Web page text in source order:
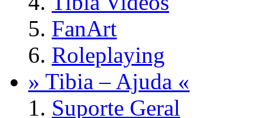
FanArt
Roleplaying
» Tibia – Ajuda «
Suporte Geral